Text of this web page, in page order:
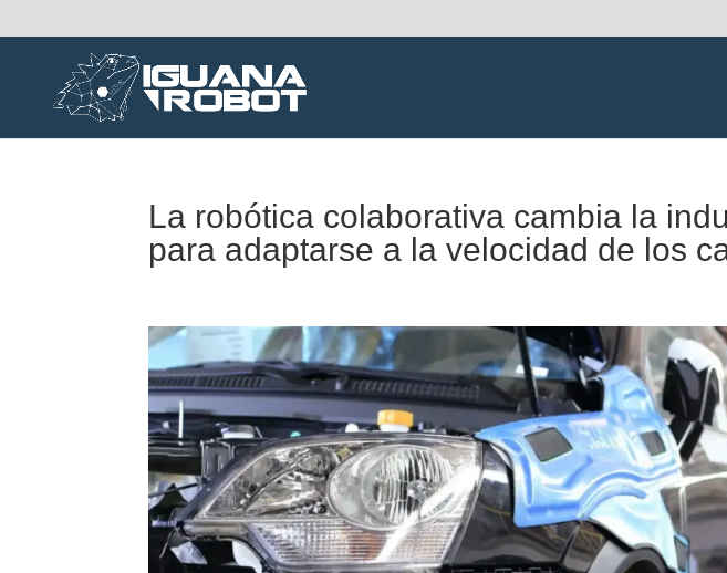
La robótica colaborativa cambia la
para adaptarse a la velocidad de los